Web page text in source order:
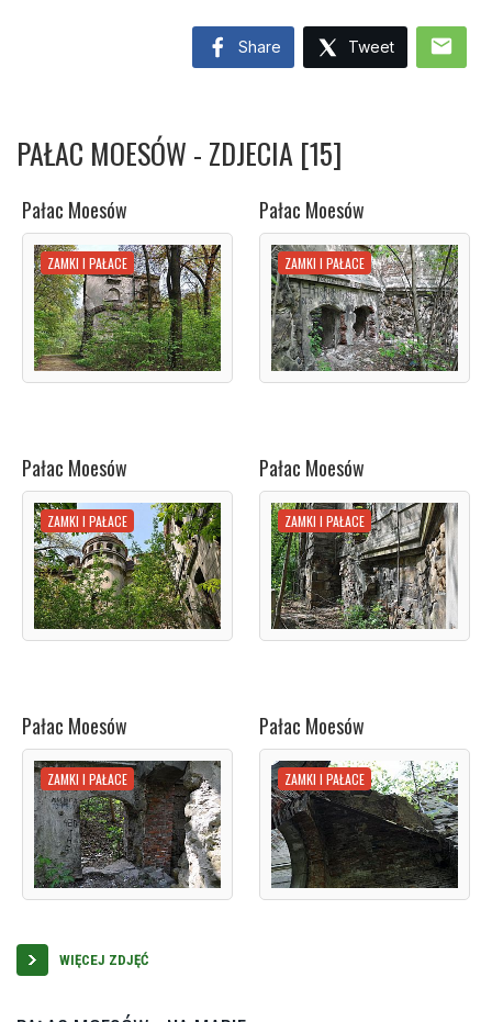
Share Tweet mail
PAŁAC MOESÓW - ZDJECIA [15]
Pałac Moesów
ZAMKI I PAŁACE
Pałac Moesów
ZAMKI I PAŁACE
Pałac Moesów
ZAMKI I PAŁACE
Pałac Moesów
ZAMKI I PAŁACE
Pałac Moesów
ZAMKI I PAŁACE
Pałac Moesów
ZAMKI I PAŁACE
WIĘCEJ ZDJĘĆ